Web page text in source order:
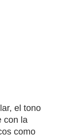
el tono
con la
como